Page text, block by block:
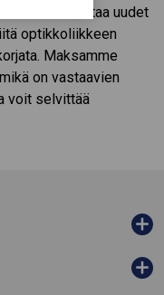
ostaa uudet
optikkoliikkeen
Maksamme
on vastaavien
voit selvittää